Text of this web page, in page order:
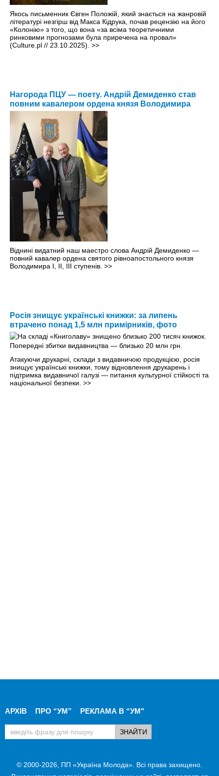
Якось письменник Євген Положій, який знається на жанровій
літературі незгірш від Макса Кідрука, почав рецензію на його
«Колонію» з того, що вона «за всіма теоретичними
ринковими прогнозами була приречена на провал»
(Culture.pl // 23.10.2025). >>
Нагорода ПЦУ — поету. Андрій Демиденко став
повним кавалером ордена князя Володимира
Віднині видатний наш маестро слова Андрій Демиденко —
повний кавалер ордена святого рівноапостольного князя
Володимира І, ІІ, ІІІ ступенів. >>
Росія знищує українські книжки: за липень
втрачено понад 1,5 млн примірників, фото
Атакуючи друкарні, склади з видавничою продукцією, росія
знищує українські книжки, тому відновлення друкарень і
підтримка видавничої галузі — питання культурної стійкості та
національної безпеки. >>
АРХІВ ПРО “УМ” РЕКЛАМА В “УМ"
© 2000-2026, ПП «Україна Молода». Всі права захищено.